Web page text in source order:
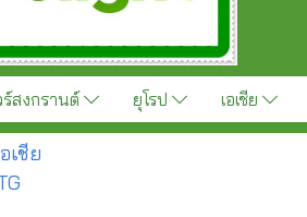
สงกรานต์ ยุโรป เอเชีย
เชีย